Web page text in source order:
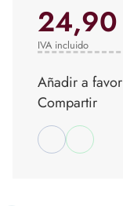
IVA incluido
Añadir a
Compartir